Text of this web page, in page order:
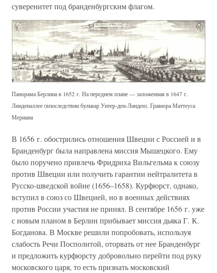
суверенитет под бранденбургским флагом.
Панорама Берлина в 1652 г. На переднем плане — заложенная в 1647 г.
Линденаллее (впоследствии бульвар Унтер-ден-Линден). Гравюра Маттеуса
Мериана
В 1656 г. обострились отношения Швеции с Россией и в
Бранденбург была направлена миссия Мышецкого. Ему
было поручено привлечь Фридриха Вильгельма к союзу
против Швеции или получить гарантии нейтралитета в
Русско-шведской войне (1656–1658). Курфюрст, однако,
вступил в союз со Швецией, но в военных действиях
против России участия не принял. В сентябре 1656 г. уже
с новым планом в Берлин прибывает миссия дьяка Г. К.
Богданова. В Москве решили попробовать, используя
слабость Речи Посполитой, оторвать от нее Бранденбург
и предложить курфюрсту добровольно перейти под руку
московского царя, то есть признать московский